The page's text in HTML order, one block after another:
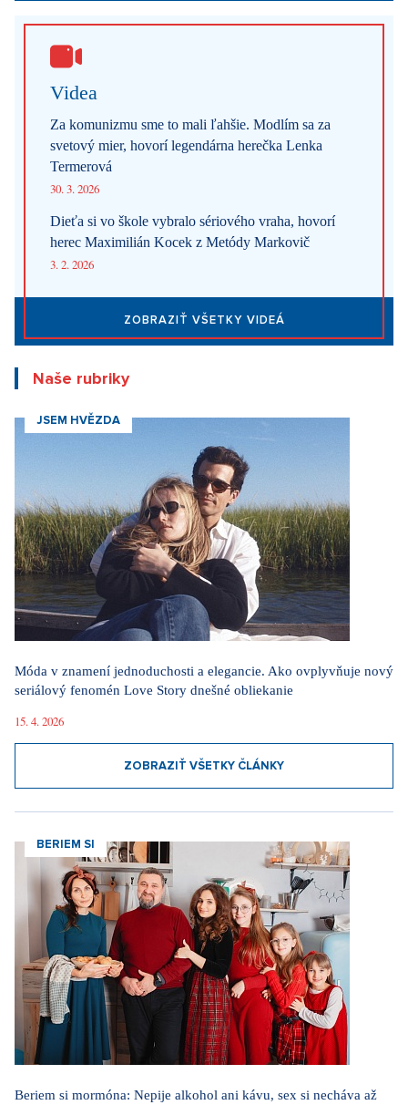
Videa
Za komunizmu sme to mali ľahšie. Modlím sa za
svetový mier, hovorí legendárna herečka Lenka
Termerová
30. 3. 2026
Dieťa si vo škole vybralo sériového vraha, hovorí
herec Maximilián Kocek z Metódy Markovič
3. 2. 2026
ZOBRAZIŤ VŠETKY VIDEÁ
Naše rubriky
JSEM HVĚZDA
Móda v znamení jednoduchosti a elegancie. Ako ovplyvňuje nový
seriálový fenomén Love Story dnešné obliekanie
15. 4. 2026
ZOBRAZIŤ VŠETKY ČLÁNKY
BERIEM SI
Beriem si mormóna: Nepije alkohol ani kávu, sex si necháva až